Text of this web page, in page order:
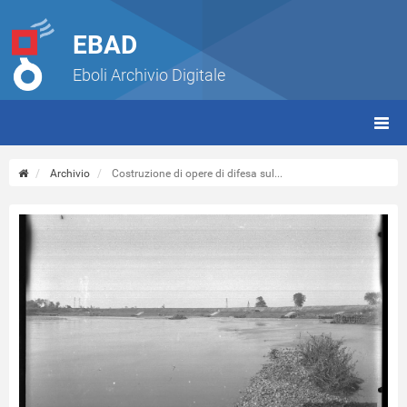
EBAD
Eboli Archivio Digitale
Archivio Costruzione di opere di difesa sul...